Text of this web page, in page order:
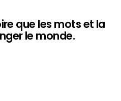
que les mots et la
le monde.